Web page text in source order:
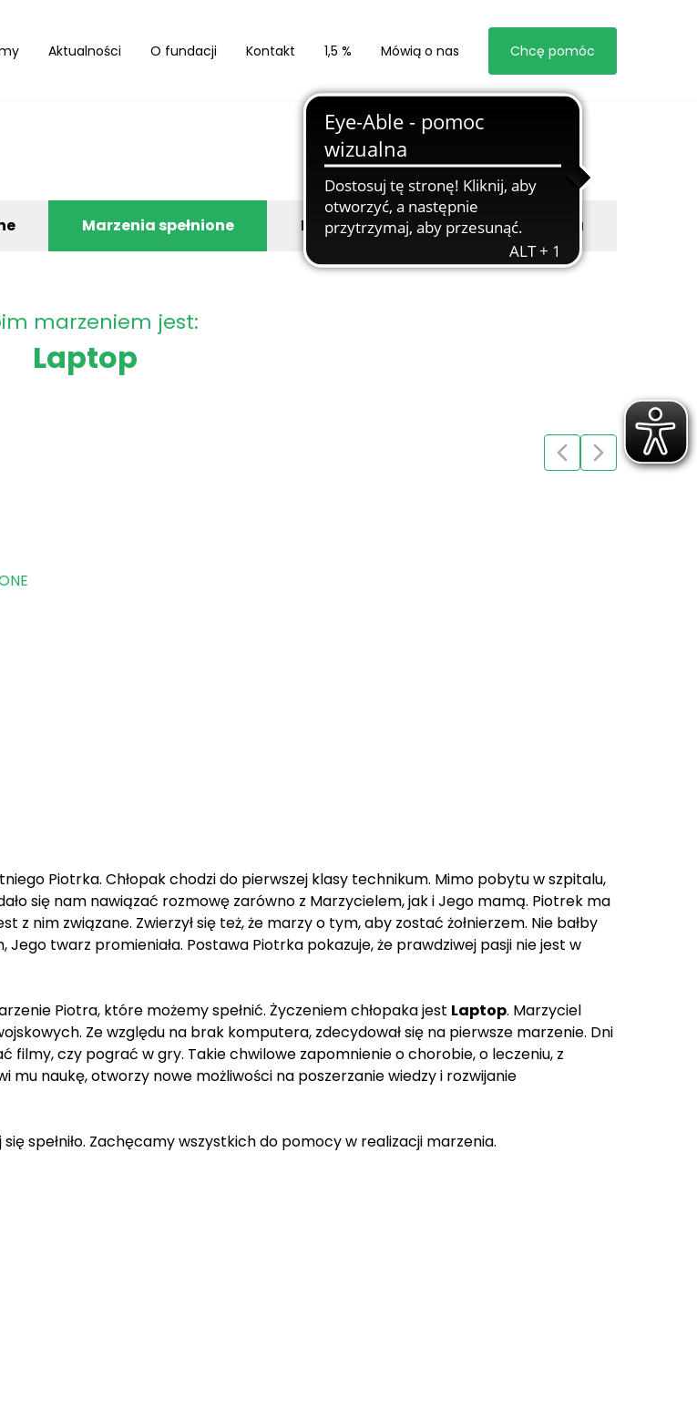
Aktualności O fundacji Kontakt 1,5 % Mówią o nas Chcę pomóc
Marzenia spełnione Byli z nami Zgłoś marzyciela
marzeniem jest:
Laptop
Piotrka. Chłopak chodzi do pierwszej klasy technikum. Mimo pobytu w szpitalu,
się nam nawiązać rozmowę zarówno z Marzycielem, jak i Jego mamą. Piotrek ma
nim związane. Zwierzył się też, że marzy o tym, aby zostać żołnierzem. Nie bałby
Jego twarz promieniała. Postawa Piotrka pokazuje, że prawdziwej pasji nie jest w
Piotra, które możemy spełnić. Życzeniem chłopaka jest Laptop. Marzyciel
Ze względu na brak komputera, zdecydował się na pierwsze marzenie. Dni
filmy, czy pograć w gry. Takie chwilowe zapomnienie o chorobie, o leczeniu, z
mu naukę, otworzy nowe możliwości na poszerzanie wiedzy i rozwijanie
spełniło. Zachęcamy wszystkich do pomocy w realizacji marzenia.